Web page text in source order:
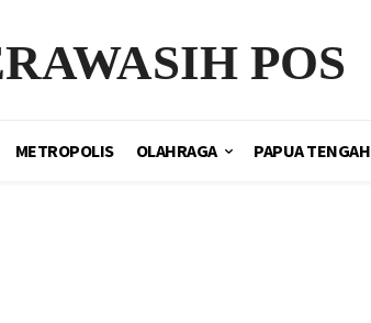
POS
METROPOLIS OLAHRAGA PAPUA TENGAH